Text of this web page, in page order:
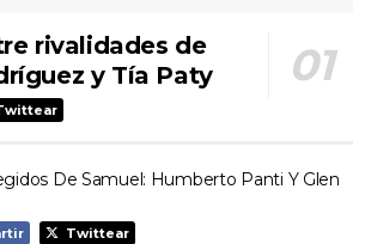
rivalidades de
y Tía Paty
De Samuel: Humberto Panti Y Glen
Twittear